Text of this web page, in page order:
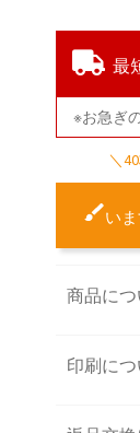
最
※お急ぎ
＼
い
商品につ
印刷につ